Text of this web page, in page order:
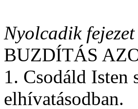
Nyolcadik fejezet
BUZDÍTÁS
1. Csodáld Isten
elhívatásodban.